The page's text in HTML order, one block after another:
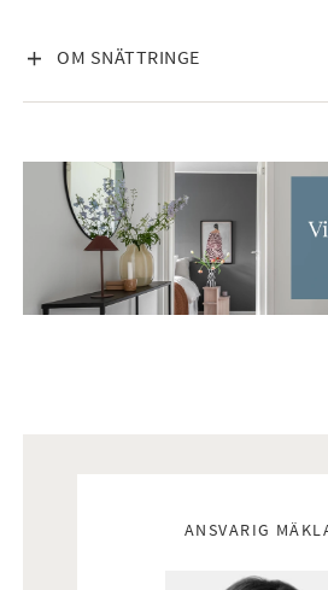
OM SNÄTTRINGE
VISA INNEHÅLL
ANSVARIG